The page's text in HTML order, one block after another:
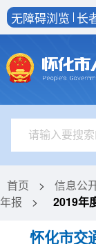
无障碍浏览 长
首页 > 信息公
年报
> 2019年
怀化市交